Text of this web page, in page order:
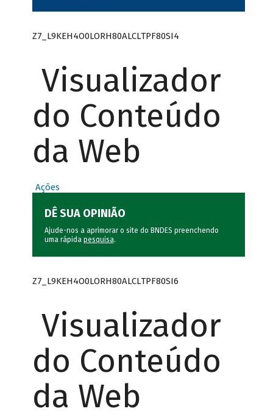
Z7_L9KEH4O0LORH80ALCLTPF80SI4
Visualizador
do Conteúdo
da Web
Ações
DÊ SUA OPINIÃO
Ajude-nos a aprimorar o site do BNDES preenchendo
uma rápida pesquisa.
Z7_L9KEH4O0LORH80ALCLTPF80SI6
Visualizador
do Conteúdo
da Web